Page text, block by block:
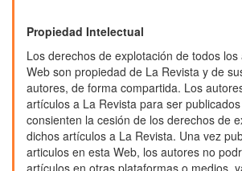
Propiedad Intelectual
Los derechos de explotación de todos
Web son propiedad de La Revista y de
autores, de forma compartida. Los
artículos a La Revista para ser
consienten la cesión de los derechos de
dichos artículos a La Revista. Una vez
articulos en esta Web, los autores no